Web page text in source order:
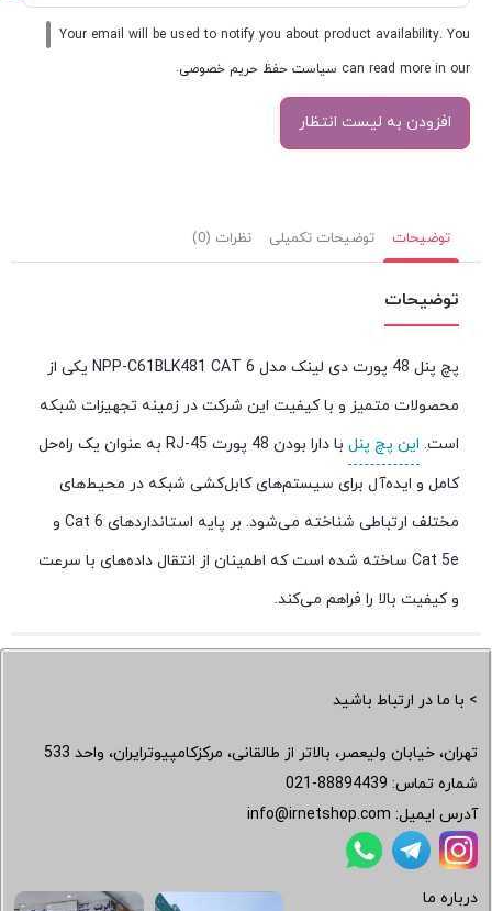
Your email will be used to notify you about product availability. You
can read more in our سیاست حفظ حریم خصوصی.
توضیحات توضیحات تکمیلی نظرات (0)
توضیحات
پچ پنل 48 پورت دی لینک مدل NPP-C61BLK481 CAT 6 یکی از
محصولات متمیز و با کیفیت این شرکت در زمینه تجهیزات شبکه
است. این پچ پنل
با دارا بودن 48 پورت RJ-45 به عنوان یک راه‌حل
کامل و ایده‌آل برای سیستم‌های کابل‌کشی شبکه در محیط‌های
مختلف ارتباطی شناخته می‌شود. بر پایه استانداردهای Cat 6 و
Cat 5e ساخته شده است که اطمینان از انتقال داده‌های با سرعت
و کیفیت بالا را فراهم می‌کند.
> با ما در ارتباط باشید
تهران، خیابان ولیعصر، بالاتر از طالقانی، مرکزکامپیوترایران، واحد 533
شماره تماس: 021-88894439
آدرس ایمیل: info@irnetshop.com
درباره ما